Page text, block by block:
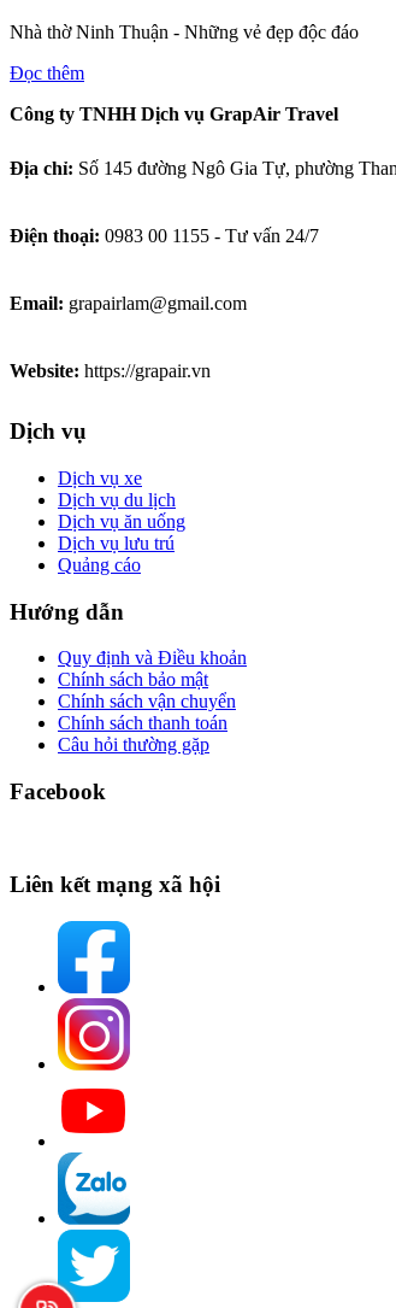
Nhà thờ Ninh Thuận - Những vẻ đẹp độc đáo
Đọc thêm
Công ty TNHH Dịch vụ GrapAir Travel
Địa chỉ: Số 145 đường Ngô Gia Tự, phường
Điện thoại: 0983 00 1155 - Tư vấn 24/7
Email: grapairlam@gmail.com
Website: https://grapair.vn
Dịch vụ
Dịch vụ xe
Dịch vụ du lịch
Dịch vụ ăn uống
Dịch vụ lưu trú
Quảng cáo
Hướng dẫn
Quy định và Điều khoản
Chính sách bảo mật
Chính sách vận chuyển
Chính sách thanh toán
Câu hỏi thường gặp
Facebook
Liên kết mạng xã hội